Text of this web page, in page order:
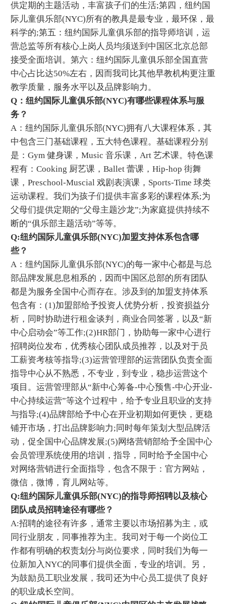
供定期的主题活动，丰富孩子们的生活;第四，纽约国
际儿童俱乐部(NYC)所有的教具是最专业，最环保，最
科学的;第五：纽约国际儿童俱乐部的指导师培训，运
营总监等所有核心上岗人员均须送到中国区北京总部
接受全面培训。第六：纽约国际儿童俱乐部全国直营
中心占比达50%左右，因而我司比其他早教机构更注重
教学质量，服务水平以及品牌影响力。
Q：纽约国际儿童俱乐部(NYC)有哪些课程体系与服
务？
A：纽约国际儿童俱乐部(NYC)拥有八大课程体系，其
中包含三门基础课程，五大特色课程。基础课程分别
是：Gym 健身课，Music 音乐课，Art 艺术课。特色课
程有：Cooking 厨艺课，Ballet 蕾课，Hip-hop 街舞
课，Preschool-Muscial 戏剧表演课，Sports-Time 球类
运动课程。我们为孩子们提供丰富多彩的课程体系;为
父母们提供定期的“父母主题沙龙”;为家庭提供持续不
断的“俱乐部主题活动”等等。
Q:纽约国际儿童俱乐部(NYC)加盟支持体系包含哪
些？
A：纽约国际儿童俱乐部(NYC)的每一家中心都是与总
部品牌发展息息相系的，因而中国区总部的所有团队
都是为服务全国中心而存在。涉及到的加盟支持体系
包含有：(1)加盟部给予投资人优势分析，投资损益分
析，同时协助进行租金谈判，商业合同签署，以及“新
中心启动会”等工作;(2)HR部门，协助每一家中心进行
招聘岗位发布，优秀核心团队成员推荐，以及对于员
工薪资考核等指导;(3)运营管理部的运营团队负责全面
指导中心从不熟悉，不专业，到专业，稳步运营这个
项目。运营管理部从“新中心筹备-中心预售-中心开业-
中心持续运营”等这个过程中，给予专业且职业的支持
与指导;(4)品牌部给予中心在开业初期如何更快，更稳
铺开市场，打出品牌影响力;同时每年策划大型品牌活
动，促全国中心品牌发展;(5)网络营销部给予全国中心
会员管理系统使用的培训，指导，同时给予全国中心
对网络营销进行全面指导，包含不限于：官方网站，
微信，微博，育儿网站等。
Q:纽约国际儿童俱乐部(NYC)的指导师招聘以及核心
团队成员招聘途径有哪些？
A:招聘的途径有许多，通常主要以市场招募为主，或
同行业朋友，同事推荐为主。我司对于每一个岗位工
作都有明确的权责划分与岗位要求，同时我们为每一
位新加入NYC的同事们提供全面，专业的培训。另，
为鼓励员工职业发展，我司还为中心员工提供了良好
的职业成长空间。